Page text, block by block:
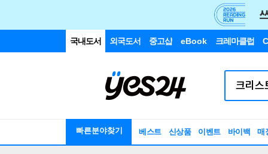
국내도서 외국도서 중고샵 eBook 크레마클럽
빠른분야찾기 베스트 신상품 이벤트 바이백 매